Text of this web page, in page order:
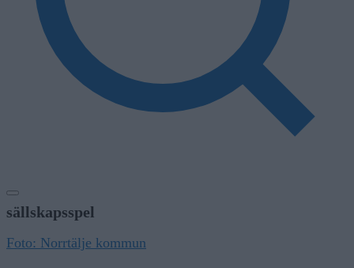
sällskapsspel
Foto: Norrtälje kommun